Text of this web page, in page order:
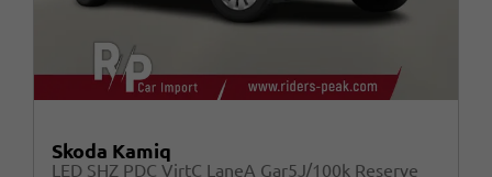
Skoda Kamiq
LED SHZ PDC VirtC LaneA Gar5J/100k Reserve